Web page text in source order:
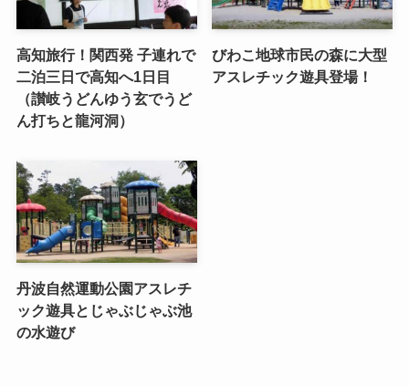
高知旅行！関西発 子連れで
二泊三日で高知へ1日目
（讃岐うどんゆう玄でうど
ん打ちと龍河洞）
びわこ地球市民の森に大型
アスレチック遊具登場！
丹波自然運動公園アスレチ
ック遊具とじゃぶじゃぶ池
の水遊び